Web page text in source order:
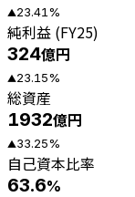
▲23.41 %
純利益 (FY25)
324億円
▲23.15%
総資産
1932億円
▲33.25%
自己資本比率
63.6%